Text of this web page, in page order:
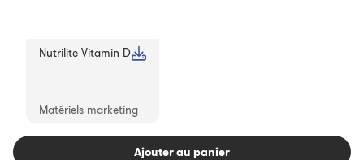
Nutrilite Vitamin D
Matériels marketing
Ajouter au panier